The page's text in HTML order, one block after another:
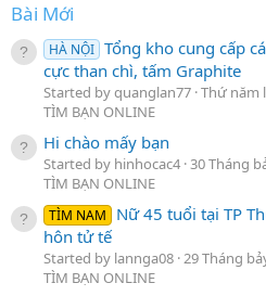
Bài Mới
HÀ NỘI Tổng kho cung cấp
cực than chì, tấm Graphite
Started by quanglan77 Thứ năm
TÌM BẠN ONLINE
Hi chào mấy bạn
Started by hinhocac4 30 Tháng
TÌM BẠN ONLINE
TÌM NAM
Nữ 45 tuổi tại TP
hôn tử tế
Started by lannga08 29 Tháng
TÌM BẠN ONLINE